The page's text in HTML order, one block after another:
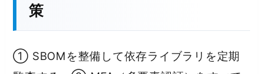
策
① SBOMを整備して依存ライブラリを定期